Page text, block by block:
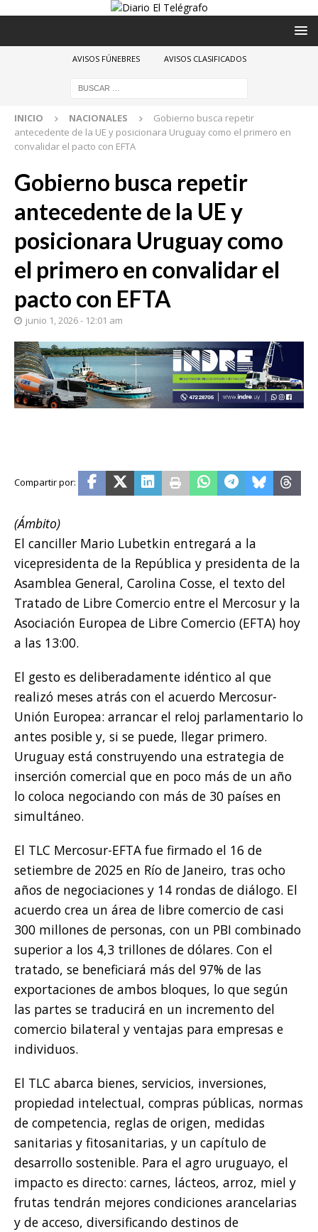
AVISOS FÚNEBRES AVISOS CLASIFICADOS
INICIO NACIONALES
Gobierno busca repetir
antecedente de la UE y posicionara Uruguay como el primero en
convalidar el pacto con EFTA
Gobierno busca repetir
antecedente de la UE y
posicionara Uruguay como
el primero en convalidar el
pacto con EFTA
junio 1, 2026 - 12:01 am
(Ámbito)
El canciller Mario Lubetkin entregará a la
vicepresidenta de la República y presidenta de la
Asamblea General, Carolina Cosse, el texto del
Tratado de Libre Comercio entre el Mercosur y la
Asociación Europea de Libre Comercio (EFTA) hoy
a las 13:00.
El gesto es deliberadamente idéntico al que
realizó meses atrás con el acuerdo Mercosur-
Unión Europea: arrancar el reloj parlamentario lo
antes posible y, si se puede, llegar primero.
Uruguay está construyendo una estrategia de
inserción comercial que en poco más de un año
lo coloca negociando con más de 30 países en
simultáneo.
El TLC Mercosur-EFTA fue firmado el 16 de
setiembre de 2025 en Río de Janeiro, tras ocho
años de negociaciones y 14 rondas de diálogo. El
acuerdo crea un área de libre comercio de casi
300 millones de personas, con un PBI combinado
superior a los 4,3 trillones de dólares. Con el
tratado, se beneficiará más del 97% de las
exportaciones de ambos bloques, lo que según
las partes se traducirá en un incremento del
comercio bilateral y ventajas para empresas e
individuos.
El TLC abarca bienes, servicios, inversiones,
propiedad intelectual, compras públicas, normas
de competencia, reglas de origen, medidas
sanitarias y fitosanitarias, y un capítulo de
desarrollo sostenible. Para el agro uruguayo, el
impacto es directo: carnes, lácteos, arroz, miel y
frutas tendrán mejores condiciones arancelarias
y de acceso, diversificando destinos de